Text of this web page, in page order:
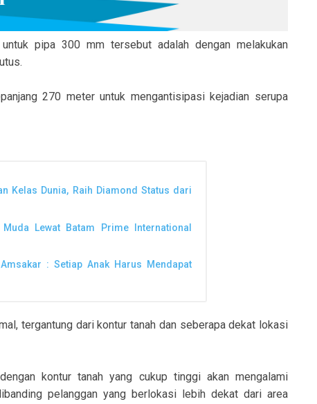
pipa 300 mm tersebut adalah dengan melakukan
270 meter untuk mengantisipasi kejadian serupa
Kelas Dunia, Raih Diamond Status dari
Lewat Batam Prime International
: Setiap Anak Harus Mendapat
tergantung dari kontur tanah dan seberapa dekat lokasi
kontur tanah yang cukup tinggi akan mengalami
pelanggan yang berlokasi lebih dekat dari area